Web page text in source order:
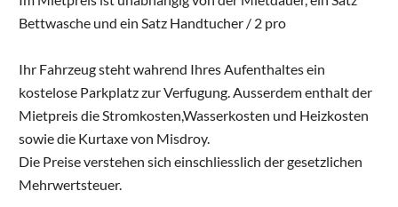
Bettwasche und ein Satz Handtucher / 2 pro
Ihr Fahrzeug steht wahrend Ihres Aufenthaltes ein
kostelose Parkplatz zur Verfugung. Ausserdem enthalt der
Mietpreis die Stromkosten,Wasserkosten und Heizkosten
sowie die Kurtaxe von Misdroy.
Die Preise verstehen sich einschliesslich der gesetzlichen
Mehrwertsteuer.